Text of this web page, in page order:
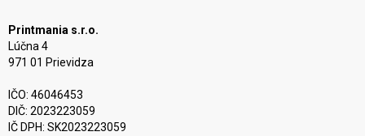
Printmania s.r.o.
Lúčna 4
971 01 Prievidza
IČO: 46046453
DIČ: 2023223059
IČ DPH: SK2023223059